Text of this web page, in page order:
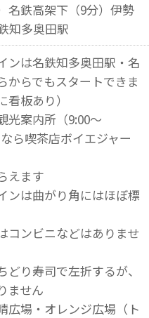
名鉄高架下（9分）伊勢
知多奥田駅
は名鉄知多奥田駅・名
からでもスタートできま
板あり）
案内所（9:00～
ら喫茶店ボイエジャー
えます
は曲がり角にはほぼ標
ンビニなどはありませ
り寿司で左折するが、
ません
場・オレンジ広場（ト